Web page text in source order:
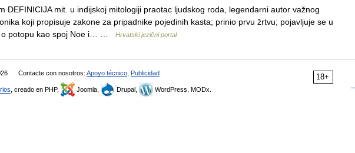
DEFINICIJA mit. u indijskoj mitologiji praotac ljudskog roda, legendarni autor važnog
koji propisuje zakone za pripadnike pojedinih kasta; prinio prvu žrtvu; pojavljuje se u
o potopu kao spoj Noe i… …
Hrvatski jezični portal
18+
Contacte con nosotros: Apoyo técnico Publicidad
, creado en PHP, Joomla, Drupal, WordPress, MODx.